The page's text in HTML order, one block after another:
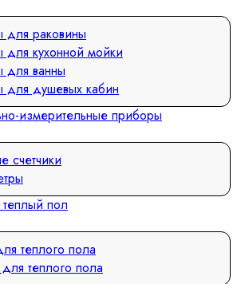
для раковины
кухонной мойки
для ванны
для душевых кабин
измерительные приборы
счетчики
пол
теплого пола
теплого пола